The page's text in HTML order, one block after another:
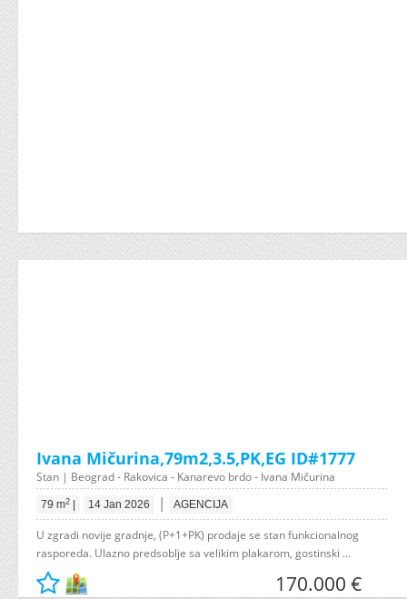
Ivana Mičurina,79m2,3.5,PK,EG ID#1777
Stan | Beograd - Rakovica - Kanarevo brdo - Ivana Mičurina
79 m2 14 Jan 2026 | AGENCIJA
U zgradi novije gradnje, (P+1+PK) prodaje se stan funkcionalnog
rasporeda. Ulazno predsoblje sa velikim plakarom, gostinski ...
170.000 €